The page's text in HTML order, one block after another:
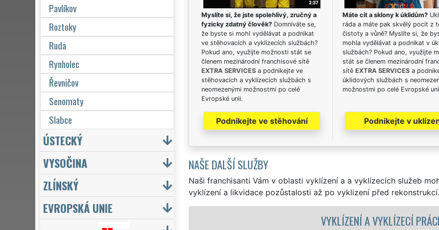
Myslíte si, že jste spolehlivý, zručný a
fyzicky zdatný člověk?Domníváte se,
že byste si mohl vydělávat a podnikat
ve stěhovacích a vyklízecích službách?
Pokud ano, využijte možnosti stát se
členem mezinárodní franchisové sítě
EXTRA SERVICESa podnikejte ve
stěhovacích a vyklízecích službách s
neomezenými možnostmi po celé
Evropské unii.
Podnikejte ve stěhování
Máte cit a sklony k úklidům?
ráda a máte pak skvělý pocit z
čistoty a vůně? Myslíte si, že
mohla vydělávat a podnikat v
službách? Pokud ano, využijte
stát se členem mezinárodní
sítě EXTRA SERVICESa
úklidových službách s
možnostmi po celé Evropské
Podnikejte v
NAŠE DALŠÍ SLUŽBY
Naši franchisanti Vám v oblasti vyklízení a a vyklízecích služeb
vyklízení a likvidace pozůstalosti až po vyklizení před rekonstrukcí.
VYKLÍZENÍ A VYKLÍZECÍ PRÁCE RAKOVNÍK
Pavlíkov
Roztoky
Ruda
Rynholec
Řevničov
Senomaty
Slabce
ÚSTECKÝ
VYSOČINA
ZLÍNSKÝ
EVROPSKÁ UNIE